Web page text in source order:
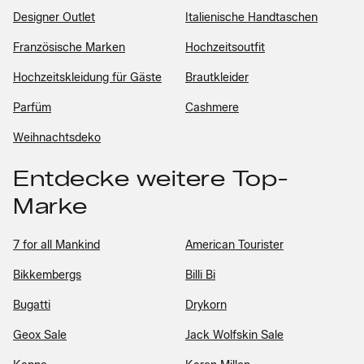
Designer Outlet Italienische Handtaschen
Französische Marken Hochzeitsoutfit
Hochzeitskleidung für Gäste Brautkleider
Parfüm Cashmere
Weihnachtsdeko
Entdecke weitere Top-
Marke
7 for all Mankind American Tourister
Bikkembergs Billi Bi
Bugatti Drykorn
Geox Sale Jack Wolfskin Sale